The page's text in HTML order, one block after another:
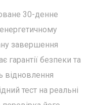
30-денне
завершення
гарантії безпеки та
тест на реальні